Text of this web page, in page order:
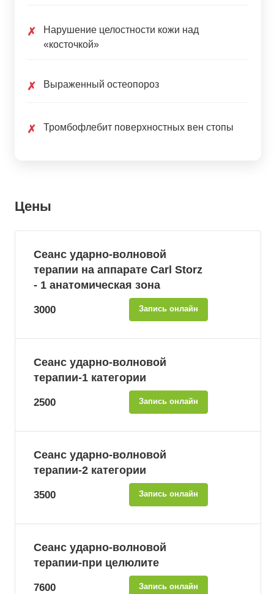
✗
Нарушение целостности кожи над
«косточкой»
✗ Выраженный остеопороз
✗ Тромбофлебит поверхностных вен стопы
Цены
Сеанс ударно-волновой
терапии на аппарате Carl Storz
- 1 анатомическая зона
3000 Запись онлайн
Сеанс ударно-волновой
терапии-1 категории
2500 Запись онлайн
Сеанс ударно-волновой
терапии-2 категории
3500 Запись онлайн
Сеанс ударно-волновой
терапии-при целюлите
7600 Запись онлайн